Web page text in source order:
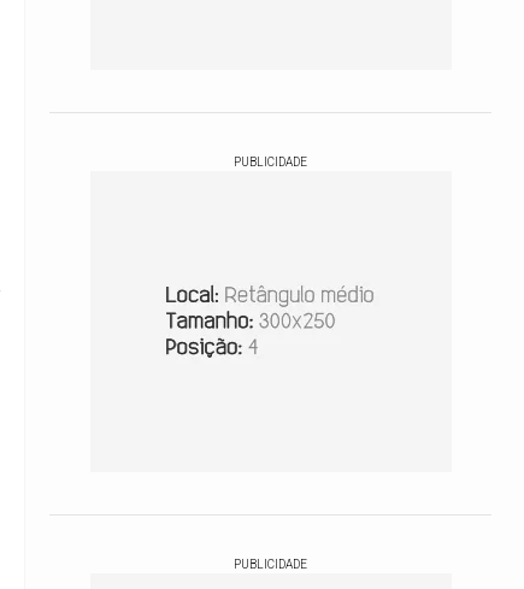
PUBLICIDADE
PUBLICIDADE